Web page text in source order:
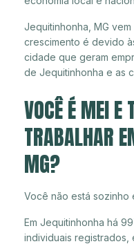
Jequitinhonha, MG
crescimento é devido
cidade que geram
de Jequitinhonha e as
VOCÊ É MEI E
TRABALHAR
MG?
Você não está sozinho
Em Jequitinhonha há
individuais registrados,